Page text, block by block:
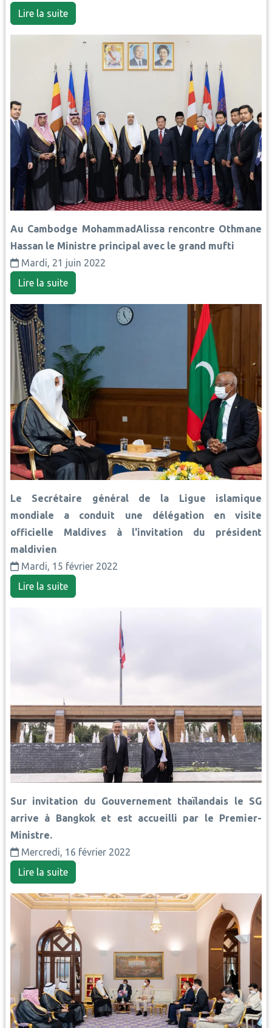
Lire la suite
Au Cambodge MohammadAlissa rencontre Othmane
Hassan le Ministre principal avec le grand mufti
Mardi, 21 juin 2022
Lire la suite
Le Secrétaire général de la Ligue islamique
mondiale a conduit une délégation en visite
officielle Maldives à l'invitation du président
maldivien
Mardi, 15 février 2022
Lire la suite
Sur invitation du Gouvernement thaïlandais le SG
arrive à Bangkok et est accueilli par le Premier-
Ministre.
Mercredi, 16 février 2022
Lire la suite